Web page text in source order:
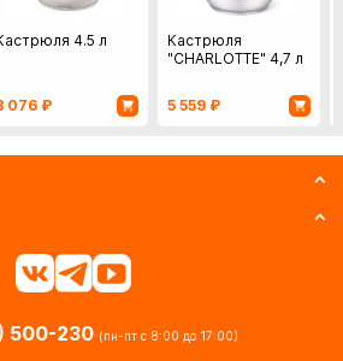
4.5 л
076 ₽
Кастрюля
"CHARLOTTE" 4,7 л
5 559 ₽
500-230 (пн-пт с 8:00 до 17:00)